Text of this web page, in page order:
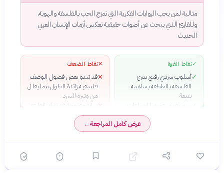
مثالية لمن يحب الروايات الفكرية التي تمزج الحب بالفلسفة والهوية،
وللقارئ الذي يبحث عن أصوات حقيقية تعكس أزمات الإنسان العربي
الحديث
✓نقاط القوة
✓أسلوب سردي رفيع يمزج
الفلسفة بالعاطفة بسلاسة
بديعة
رسم نفسي عميق للصراعات
الداخلية للبطل ووهم الحب
معالجة جريئة وصادقة لقضايا
لغة عربية أنيقة ومعبرة تعكس
✕نقاط الضعف
✕قد تبدو بعض فصول الوصف
فلسفية زائدة الطول مما يقلل
من وتيرة السرد
✕
نهاية مفتوحة قد تترك القارئ
بشعور من عدم الاكتمال
النفسي
عرض كامل المراجعة←